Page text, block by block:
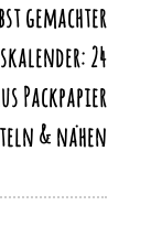
gemachter
24
Packpapier
& nähen